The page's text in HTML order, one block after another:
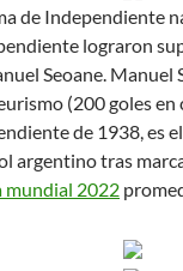
de Independiente
lograron
Seoane. Manuel
(200 goles en
de 1938, es
argentino tras
mundial 2022